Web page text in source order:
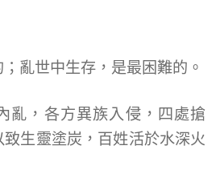
亂世中生存，是最困難的。
亂，各方異族入侵，四處搶
生靈塗炭，百姓活於水深火